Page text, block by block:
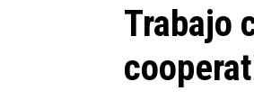
Trabajo